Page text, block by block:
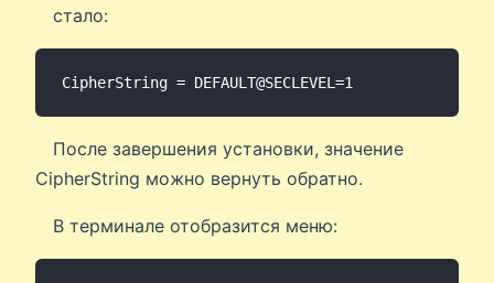
стало:
После завершения установки, значение
CipherString можно вернуть обратно.
В терминале отобразится меню: